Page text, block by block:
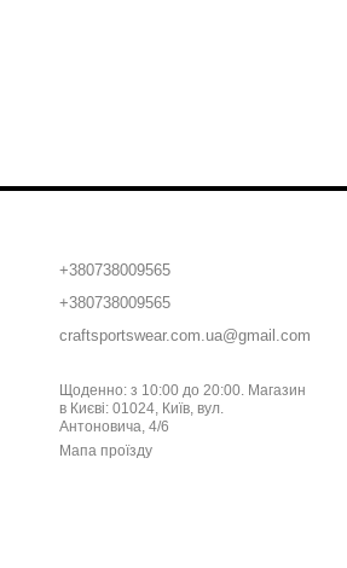
+380738009565
+380738009565
craftsportswear.com.ua@gmail.com
Щоденно: з 10:00 до 20:00. Магазин
в Києві: 01024, Київ, вул.
Антоновича, 4/6
Мапа проїзду